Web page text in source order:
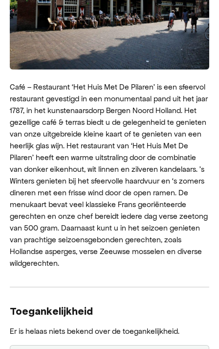
Café – Restaurant ‘Het Huis Met De Pilaren’ is een sfeervol
restaurant gevestigd in een monumentaal pand uit het jaar
1787, in het kunstenaarsdorp Bergen Noord Holland. Het
gezellige café & terras biedt u de gelegenheid te genieten
van onze uitgebreide kleine kaart of te genieten van een
heerlijk glas wijn. Het restaurant van ‘Het Huis Met De
Pilaren’ heeft een warme uitstraling door de combinatie
van donker eikenhout, wit linnen en zilveren kandelaars. ’s
Winters genieten bij het sfeervolle haardvuur en ‘s zomers
dineren met een frisse wind door de open ramen. De
menukaart bevat veel klassieke Frans georiënteerde
gerechten en onze chef bereidt iedere dag verse zeetong
van 500 gram. Daarnaast kunt u in het seizoen genieten
van prachtige seizoensgebonden gerechten, zoals
Hollandse asperges, verse Zeeuwse mosselen en diverse
wildgerechten.
Toegankelijkheid
Er is helaas niets bekend over de toegankelijkheid.